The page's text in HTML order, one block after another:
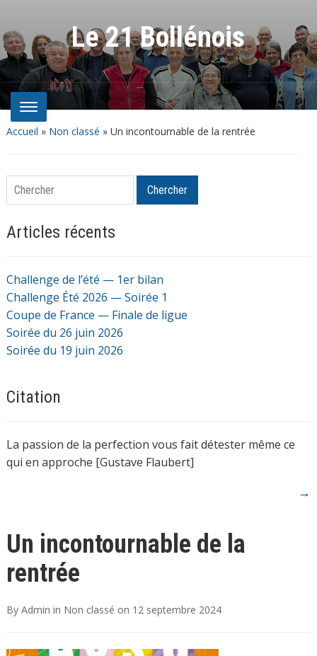
Le 21 Bollénois
Accueil » Non classé » Un incontournable de la rentrée
Chercher Chercher
Articles récents
Challenge de l’été — 1er bilan
Challenge Été 2026 — Soirée 1
Coupe de France — Finale de ligue
Soirée du 26 juin 2026
Soirée du 19 juin 2026
Citation
La passion de la perfection vous fait détester même ce
qui en approche [Gustave Flaubert]
→
Un incontournable de la
rentrée
By Admin in Non classé on 12 septembre 2024